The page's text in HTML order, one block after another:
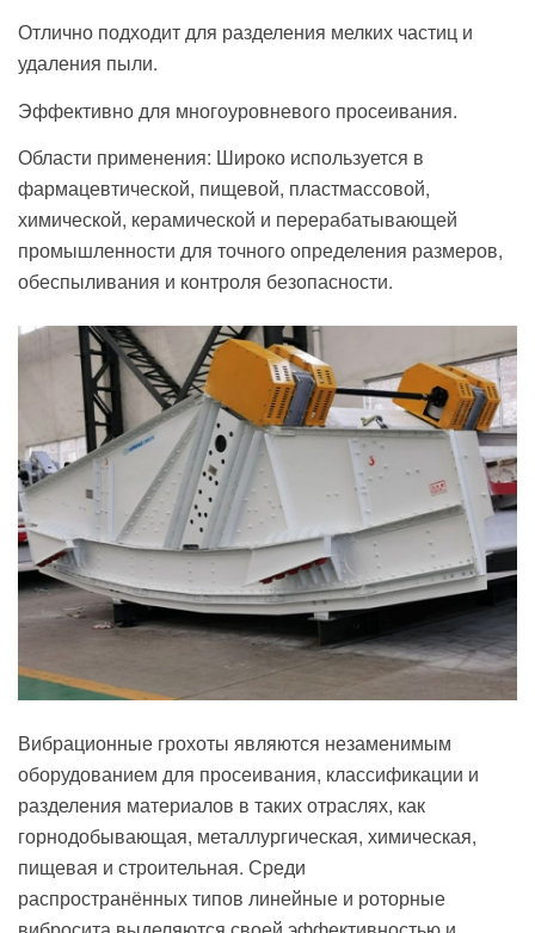
Отлично подходит для разделения мелких частиц и
удаления пыли.
Эффективно для многоуровневого просеивания.
Области применения: Широко используется в
фармацевтической, пищевой, пластмассовой,
химической, керамической и перерабатывающей
промышленности для точного определения размеров,
обеспыливания и контроля безопасности.
Вибрационные грохоты являются незаменимым
оборудованием для просеивания, классификации и
разделения материалов в таких отраслях, как
горнодобывающая, металлургическая, химическая,
пищевая и строительная. Среди
распространённых типов линейные и роторные